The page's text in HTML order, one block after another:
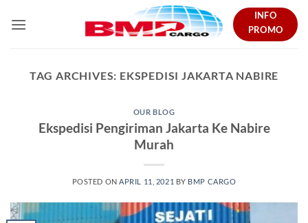
INFO
PROMO
TAG ARCHIVES: EKSPEDISI JAKARTA NABIRE
OUR BLOG
Ekspedisi Pengiriman Jakarta Ke Nabire
Murah
POSTED ON APRIL 11, 2021 BY BMP CARGO